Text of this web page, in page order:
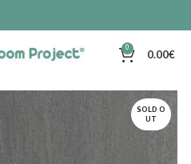
0 0.00€
SOLD O
UT